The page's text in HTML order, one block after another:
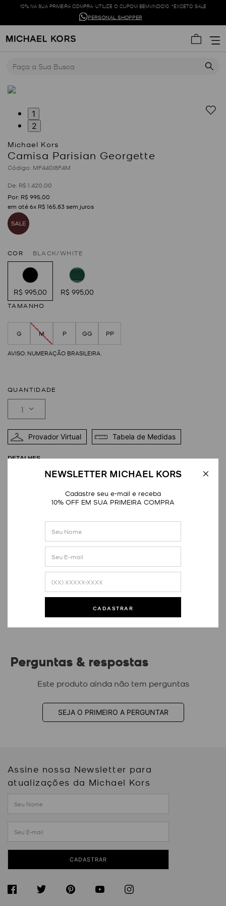
NEWSLETTER MICHAEL KORS
Cadastre seu e-mail e receba
10% OFF EM SUA PRIMEIRA COMPRA
CADASTRAR
10% NA SUA PRIMEIRA COMPRA. UTILIZE O CUPOM BEMVINDO10. *EXCETO SALE
PERSONAL SHOPPER
1
2
Camisa Parisian Georgette
: MF440I8F4M
R$ 1 420 00
R$ 99500
em até6x R$ 16583sem juros
COR BLACK/WHITE
R$ 995,00 R$ 995,00
TAMANHO
G M P GG PP
QUANTIDADE
1
Provador Virtual Tabela de Medidas
DETALHES
Avaliações
Este produto ainda não tem avaliações
SEJA O PRIMEIRO A AVALIAR
Perguntas & respostas
Este produto ainda não tem perguntas
SEJA O PRIMEIRO A PERGUNTAR
Assine nossa Newsletter para
atualizações da Michael Kors
CADASTRAR